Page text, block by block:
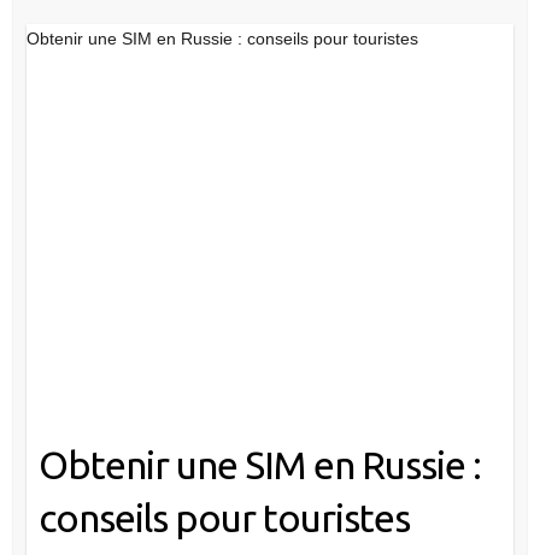
Obtenir une SIM en Russie : conseils pour touristes
Obtenir une SIM en Russie :
conseils pour touristes